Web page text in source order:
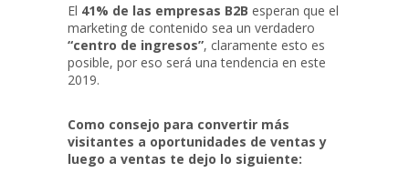
El 41% de las empresas B2B esperan que el
marketing de contenido sea un verdadero
“centro de ingresos”, claramente esto es
posible, por eso será una tendencia en este
2019.
Como consejo para convertir más
visitantes a oportunidades de ventas y
luego a ventas te dejo lo siguiente: